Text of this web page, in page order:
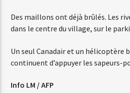
Des maillons ont déjà brûlés. Les
dans le centre du village, sur le
Un seul Canadair et un hélicoptère
continuent d’appuyer les sapeurs-
Info LM / AFP